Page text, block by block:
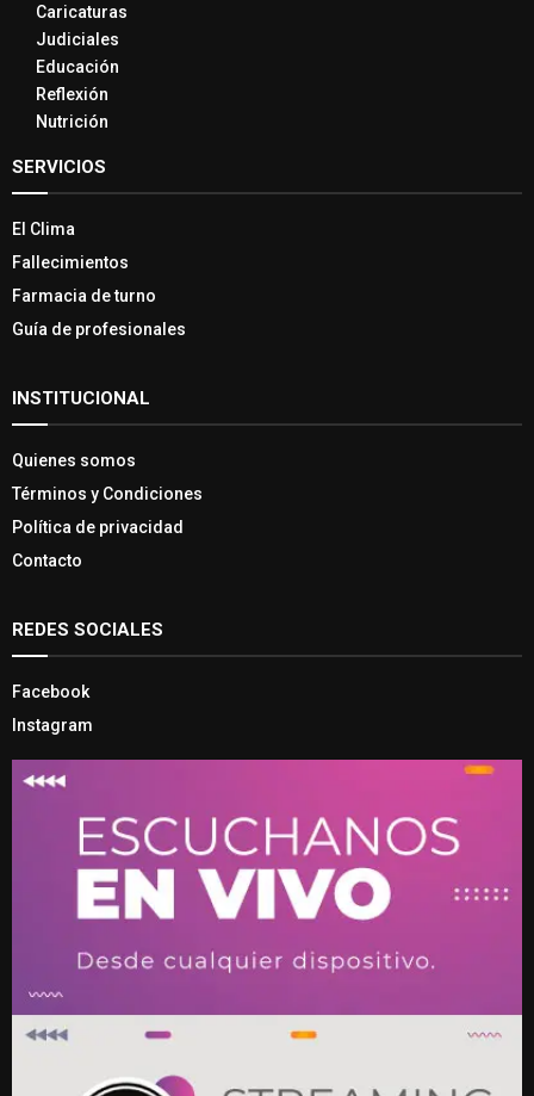
Caricaturas
Judiciales
Educación
Reflexión
Nutrición
SERVICIOS
El Clima
Fallecimientos
Farmacia de turno
Guía de profesionales
INSTITUCIONAL
Quienes somos
Términos y Condiciones
Política de privacidad
Contacto
REDES SOCIALES
Facebook
Instagram